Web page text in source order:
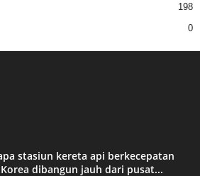
198
0
stasiun kereta api berkecepatan
dibangun jauh dari pusat...